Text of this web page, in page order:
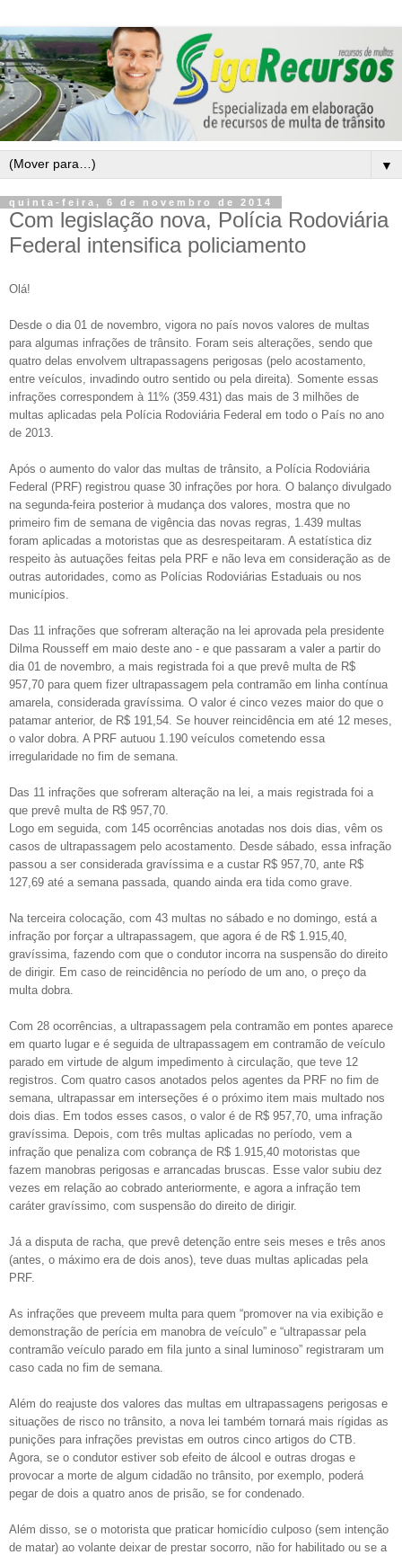
▼
quinta-feira, 6 de novembro de 2014
Com legislação nova, Polícia Rodoviária
Federal intensifica policiamento
Olá!
Desde o dia 01 de novembro, vigora no país novos valores de multas
para algumas infrações de trânsito. Foram seis alterações, sendo que
quatro delas envolvem ultrapassagens perigosas (pelo acostamento,
entre veículos, invadindo outro sentido ou pela direita). Somente essas
infrações correspondem à 11% (359.431) das mais de 3 milhões de
multas aplicadas pela Polícia Rodoviária Federal em todo o País no ano
de 2013.
Após o aumento do valor das multas de trânsito, a Polícia Rodoviária
Federal (PRF) registrou quase 30 infrações por hora. O balanço divulgado
na segunda-feira posterior à mudança dos valores , mostra que no
primeiro fim de semana de vigência das novas regras, 1.439 multas
foram aplicadas a motoristas que as desrespeitaram. A estatística diz
respeito às autuações feitas pela PRF e não leva em consideração as de
outras autoridades, como as Polícias Rodoviárias Estaduais ou nos
municípios.
Das 11 infrações que sofreram alteração na lei aprovada pela presidente
Dilma Rousseff em maio deste ano - e que passaram a valer a partir do
dia 01 de novembro , a mais registrada foi a que prevê multa de R$
957,70 para quem fizer ultrapassagem pela contramão em linha contínua
amarela, considerada gravíssima. O valor é cinco vezes maior do que o
patamar anterior, de R$ 191,54. Se houver reincidência em até 12 meses,
o valor dobra. A PRF autuou 1.190 veículos cometendo essa
irregularidade no fim de semana.
Das 11 infrações que sofreram alteração na lei, a mais registrada foi a
que prevê multa de R$ 957,70.
Logo em seguida, com 145 ocorrências anotadas nos dois dias, vêm os
casos de ultrapassagem pelo acostamento. Desde sábado, essa infração
passou a ser considerada gravíssima e a custar R$ 957,70, ante R$
127,69 até a semana passada, quando ainda era tida como grave.
Na terceira colocação, com 43 multas no sábado e no domingo, está a
infração por forçar a ultrapassagem, que agora é de R$ 1.915,40,
gravíssima, fazendo com que o condutor incorra na suspensão do direito
de dirigir. Em caso de reincidência no período de um ano, o preço da
multa dobra.
Com 28 ocorrências, a ultrapassagem pela contramão em pontes aparece
em quarto lugar e é seguida de ultrapassagem em contramão de veículo
parado em virtude de algum impedimento à circulação, que teve 12
registros. Com quatro casos anotados pelos agentes da PRF no fim de
semana, ultrapassar em interseções é o próximo item mais multado nos
dois dias. Em todos esses casos, o valor é de R$ 957,70, uma infração
gravíssima. Depois, com três multas aplicadas no período, vem a
infração que penaliza com cobrança de R$ 1.915,40 motoristas que
fazem manobras perigosas e arrancadas bruscas. Esse valor subiu dez
vezes em relação ao cobrado anteriormente, e agora a infração tem
caráter gravíssimo, com suspensão do direito de dirigir.
Já a disputa de racha, que prevê detenção entre seis meses e três anos
(antes, o máximo era de dois anos), teve duas multas aplicadas pela
PRF.
As infrações que preveem multa para quem “promover na via exibição e
demonstração de perícia em manobra de veículo” e “ultrapassar pela
contramão veículo parado em fila junto a sinal luminoso” registraram um
caso cada no fim de semana.
Além do reajuste dos valores das multas em ultrapassagens perigosas e
situações de risco no trânsito, a nova lei também tornará mais rígidas as
punições para infrações previstas em outros cinco artigos do CTB.
Agora, se o condutor estiver sob efeito de álcool e outras drogas e
provocar a morte de algum cidadão no trânsito, por exemplo, poderá
pegar de dois a quatro anos de prisão, se for condenado.
Além disso, se o motorista que praticar homicídio culposo (sem intenção
de matar) ao volante deixar de prestar socorro, não for habilitado ou se a